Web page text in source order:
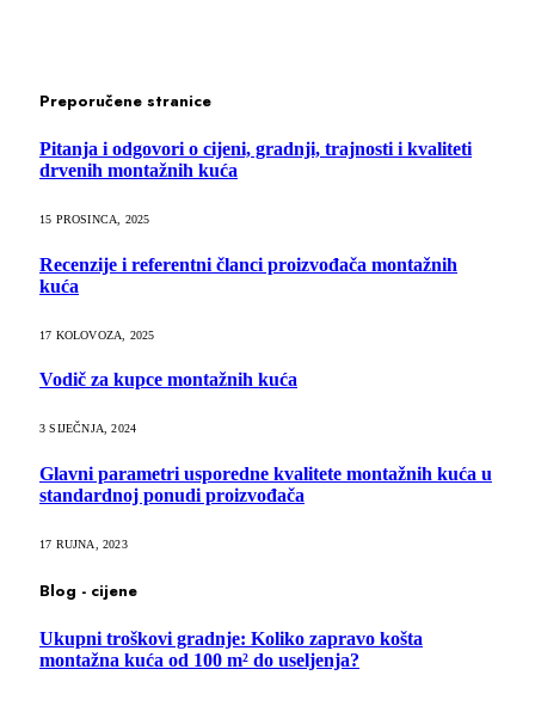
Preporučene stranice
Pitanja i odgovori o cijeni, gradnji, trajnosti i kvaliteti
drvenih montažnih kuća
15 PROSINCA, 2025
Recenzije i referentni članci proizvođača montažnih
kuća
17 KOLOVOZA, 2025
Vodič za kupce montažnih kuća
3 SIJEČNJA, 2024
Glavni parametri usporedne kvalitete montažnih kuća u
standardnoj ponudi proizvođača
17 RUJNA, 2023
Blog - cijene
Ukupni troškovi gradnje: Koliko zapravo košta
montažna kuća od 100 m² do useljenja?